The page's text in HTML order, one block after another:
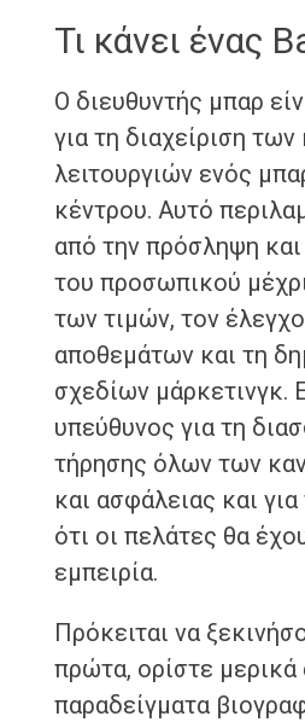
Τι κάνει ένας
Ο διευθυντής μπαρ
για τη διαχείριση
λειτουργιών ενός
κέντρου. Αυτό
από την πρόσληψη
του προσωπικού
των τιμών, τον
αποθεμάτων και τη
σχεδίων μάρκετινγκ.
υπεύθυνος για τη
τήρησης όλων των
και ασφάλειας και
ότι οι πελάτες θα
εμπειρία.
Πρόκειται να
πρώτα, ορίστε μερικά
παραδείγματα